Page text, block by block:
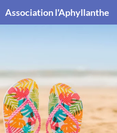
Association l'Aphyllanthe